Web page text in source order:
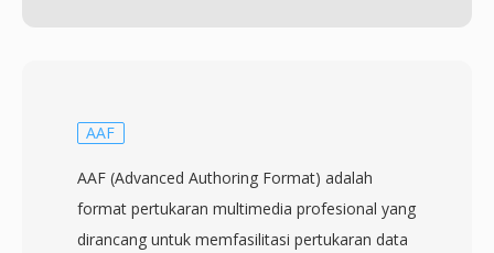
AAF
AAF (Advanced Authoring Format) adalah
format pertukaran multimedia profesional yang
dirancang untuk memfasilitasi pertukaran data